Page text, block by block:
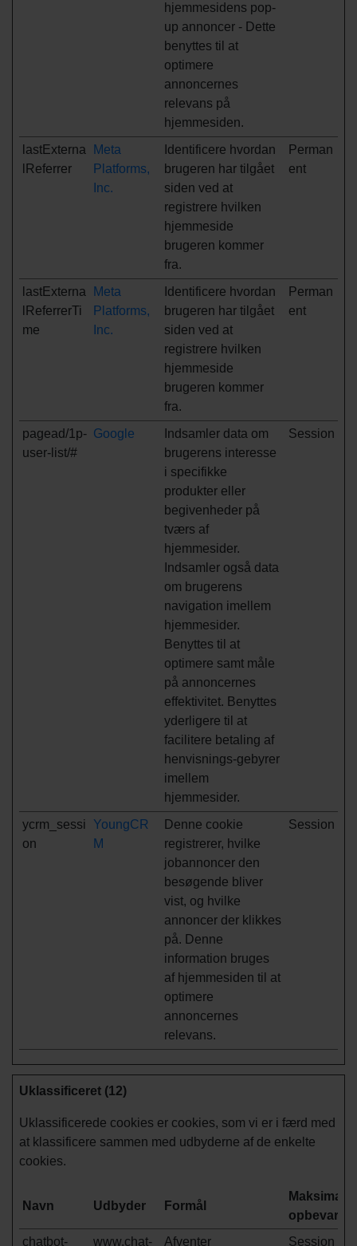
hjemmesidens pop-
up annoncer - Dette
benyttes til at
optimere
annoncernes
relevans på
hjemmesiden.
lastExterna
lReferrer
Meta
Platforms,
Inc.
Identificere hvordan
brugeren har tilgået
siden ved at
registrere hvilken
hjemmeside
brugeren kommer
fra.
Perman
ent
lastExterna
lReferrerTi
me
Meta
Platforms,
Inc.
Identificere hvordan
brugeren har tilgået
siden ved at
registrere hvilken
hjemmeside
brugeren kommer
fra.
Perman
ent
pagead/1p-
user-list/#
Google
Indsamler data om
brugerens interesse
i specifikke
produkter eller
begivenheder på
tværs af
hjemmesider.
Indsamler også data
om brugerens
navigation imellem
hjemmesider.
Benyttes til at
optimere samt måle
på annoncernes
effektivitet. Benyttes
yderligere til at
facilitere betaling af
henvisnings-gebyrer
imellem
hjemmesider.
Session
ycrm_sessi
on
YoungCR
M
Denne cookie
registrerer, hvilke
jobannoncer den
besøgende bliver
vist, og hvilke
annoncer der klikkes
på. Denne
information bruges
af hjemmesiden til at
optimere
annoncernes
relevans.
Session
Uklassificeret (12)
Uklassificerede cookies er cookies, som vi er i færd med
at klassificere sammen med udbyderne af de enkelte
cookies.
Navn Udbyder Formål
Maksimal
chatbot-
www.chat-
Afventer Session